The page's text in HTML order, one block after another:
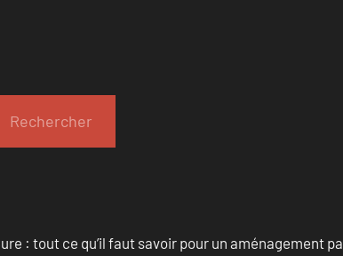
Rechercher
: tout ce qu’il faut savoir pour un aménagement